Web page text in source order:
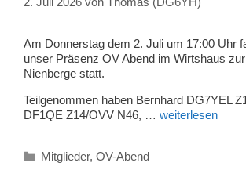
Am Donnerstag dem 2. Juli um 17:00 Uhr
unser Präsenz OV Abend im Wirtshaus
Nienberge statt.
Teilgenommen haben Bernhard DG7YEL
DF1QE Z14/OVV N46, … weiterlesen
Kategorien
Mitglieder, OV-Abend